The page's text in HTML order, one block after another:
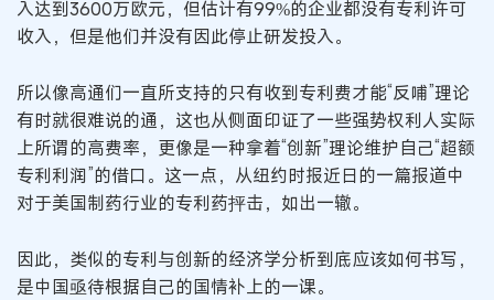
入达到3600万欧元，但估计有99%的企业都没有专利许可
收入，但是他们并没有因此停止研发投入。
所以像高通们一直所支持的只有收到专利费才能“反哺”理论
有时就很难说的通，这也从侧面印证了一些强势权利人实际
上所谓的高费率，更像是一种拿着“创新”理论维护自己“超额
专利利润”的借口。这一点，从纽约时报近日的一篇报道中
对于美国制药行业的专利药抨击，如出一辙。
因此，类似的专利与创新的经济学分析到底应该如何书写，
是中国亟待根据自己的国情补上的一课。